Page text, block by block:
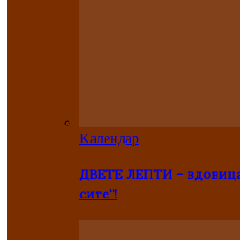
Kалендар
ДВЕТЕ ЛЕПТИ –
сите“!